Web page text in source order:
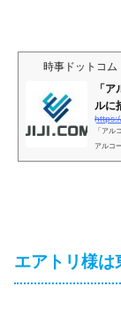
時事ドットコム
「
ルに
「アル
アルコ
ラワー
エアトリ様は